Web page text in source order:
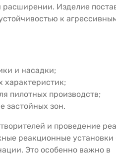
Изделие
к
и насадки;
характеристик;
пилотных производств;
застойных зон.
и проведение
реакционные установки
Это особенно важно в